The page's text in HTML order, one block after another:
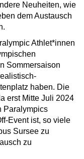
Neuheiten, wie
dem Austausch
Athlet*innen
Sommersaison
haben. Die
erst Mitte Juli 2024
Paralympics
Event ist, so viele
Sursee zu
zu